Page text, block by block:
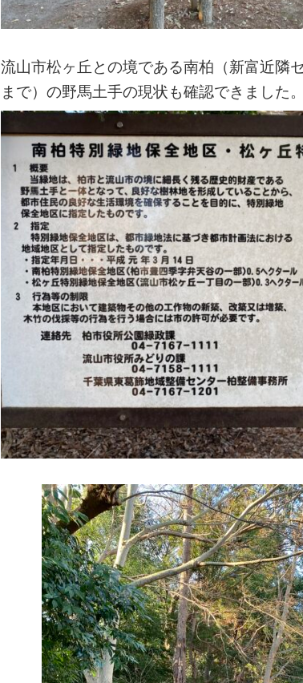
流山市松ヶ丘との境である南柏（新富近隣
まで）の野馬土手の現状も確認できました。